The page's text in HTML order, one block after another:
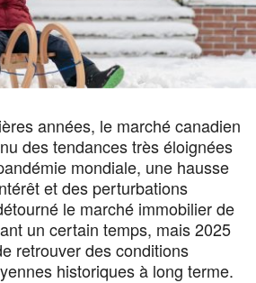
années, le marché canadien
des tendances très éloignées
mondiale, une hausse
et des perturbations
le marché immobilier de
un certain temps, mais 2025
retrouver des conditions
historiques à long terme.